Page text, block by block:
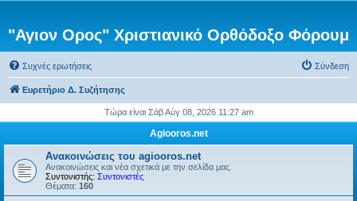
"Αγιον Ορος" Χριστιανικό Ορθόδοξο Φόρουμ
Συχνές ερωτήσεις Σύνδεση
Ευρετήριο Δ. Συζήτησης
Τώρα είναι Σάβ Αύγ 08, 2026 11:27 am
Agiooros.net
Ανακοινώσεις του agiooros.net
Ανακοινώσεις και νέα σχετικά με την σελίδα μας.
Συντονιστής: Συντονιστές
Θέματα: 160